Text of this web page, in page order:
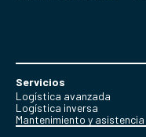
Servicios
Logística avanzada
Logística inversa
Mantenimiento y asistencia